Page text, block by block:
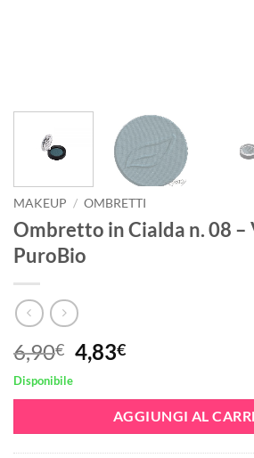
MAKEUP / OMBRETTI
Ombretto in Cialda n. 08 –
PuroBio
6,90€ Il
prezzo
originale
6,90€.
4,83€Il
attuale
è:
4,83€.
Disponibile
AGGIUNGI AL